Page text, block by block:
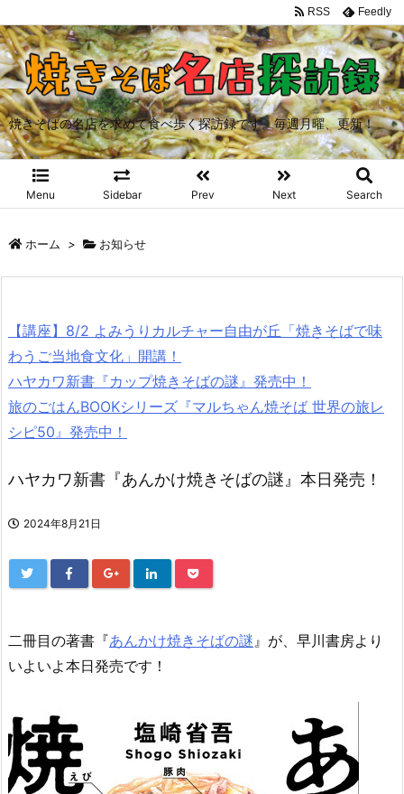
焼きそばの名店を求めて食べ歩く探訪録です。毎週月曜、更新！
Menu Sidebar Prev Next Search
RSS Feedly
ホーム > お知らせ
【講座】8/2 よみうりカルチャー自由が丘「焼きそばで味
わうご当地食文化」開講！
ハヤカワ新書『カップ焼きそばの謎』発売中！
旅のごはんBOOKシリーズ『マルちゃん焼そば 世界の旅レ
シピ50』発売中！
ハヤカワ新書『あんかけ焼きそばの謎』本日発売！
2024年8月21日
二冊目の著書『あんかけ焼きそばの謎』が、早川書房より
いよいよ本日発売です！